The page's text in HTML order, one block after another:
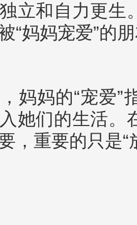
立和自力更生
“妈妈宠爱”的
妈妈的“宠爱”
她们的生活。
，重要的只是“